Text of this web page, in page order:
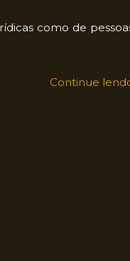
como de
Continue